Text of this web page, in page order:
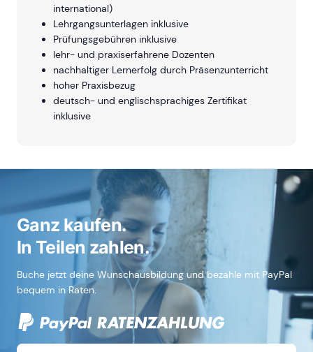
international)
Lehrgangsunterlagen inklusive
Prüfungsgebühren inklusive
lehr- und praxiserfahrene Dozenten
nachhaltiger Lernerfolg durch Präsenzunterricht
hoher Praxisbezug
deutsch- und englischsprachiges Zertifikat
inklusive
Ganz kaufen.
In Teilen zahlen.
Buche jetzt deine Wunschausbildung und bezahle mit PayPal
bequem in Raten.